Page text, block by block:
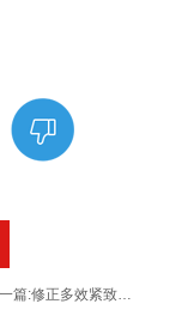
篇: 修正多效紧致修护眼霜正品护肤化妆品